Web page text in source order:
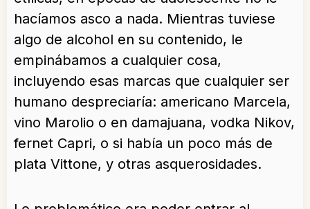
hacíamos asco a nada. Mientras tuviese
algo de alcohol en su contenido, le
empinábamos a cualquier cosa,
incluyendo esas marcas que cualquier ser
humano despreciaría: americano Marcela,
vino Marolio o en damajuana, vodka Nikov,
fernet Capri, o si había un poco más de
plata Vittone, y otras asquerosidades.